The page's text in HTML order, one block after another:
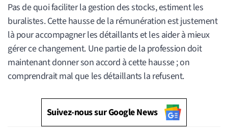
Pas de quoi faciliter la gestion des stocks, estiment les
buralistes. Cette hausse de la rémunération est justement
là pour accompagner les détaillants et les aider à mieux
gérer ce changement. Une partie de la profession doit
maintenant donner son accord à cette hausse ; on
comprendrait mal que les détaillants la refusent.
Suivez-nous sur Google News